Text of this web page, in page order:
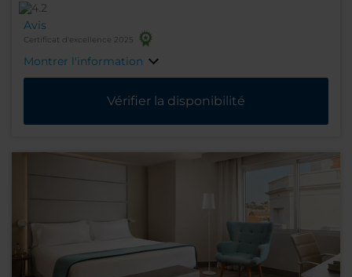
Avis
Certificat d'excellence 2025
Montrer l'information
Vérifier la disponibilité